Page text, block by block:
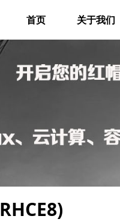
首页 关于我们